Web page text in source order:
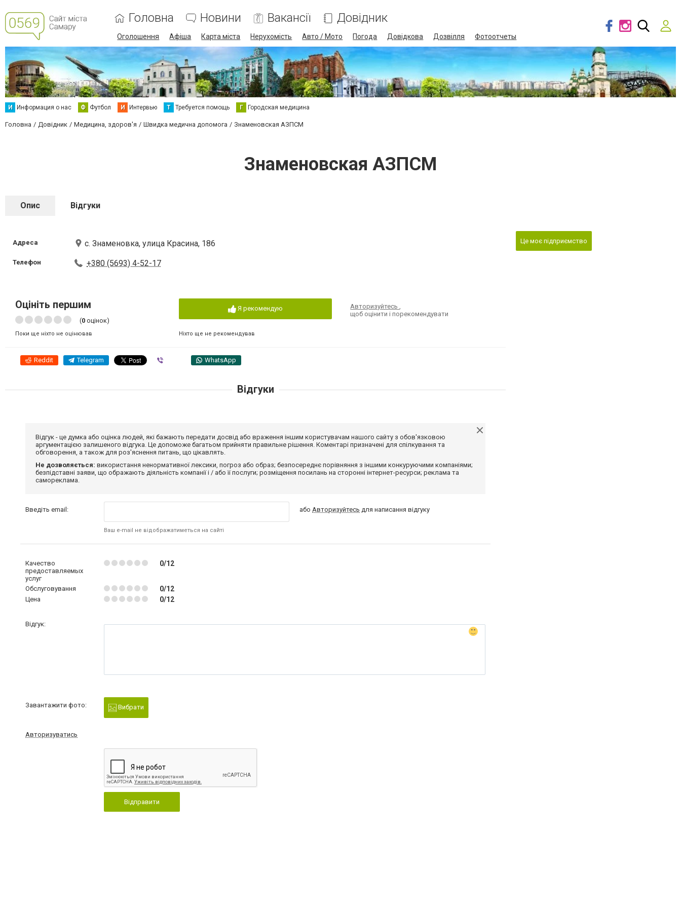
Головна Новини Вакансії Довідник
Оголошення Афіша Карта міста Нерухомість Авто / Мото Погода Довідкова Дозвілля Фотоотчеты
И Информация о нас Ф Футбол И Интервью Т Требуется помощь Г Городская медицина
Головна Довідник Медицина, здоров'я Швидка медична допомога Знаменовская АЗПСМ
Знаменовская АЗПСМ
Опис Відгуки
Адреса с. Знаменовка, улица Красина, 186
Телефон +380 (5693) 4-52-17
Оцініть першим
(0 оцінок)
Поки ще ніхто не оцінював
Я рекомендую
Ніхто ще не рекомендував
Авторизуйтесь,
щоб оцінити і порекомендувати
Reddit Telegram WhatsApp
Це моє підприємство
Відгуки
Відгук - це думка або оцінка людей, які бажають передати досвід або враження іншим користувачам нашого сайту з обов'язковою
аргументацією залишеного відгука. Це допоможе багатьом прийняти правильне рішення. Коментарі призначені для спілкування та
обговорення, а також для роз'яснення питань, що цікавлять.
Не дозволяється: використання ненормативної лексики, погроз або образ; безпосереднє порівняння з іншими конкуруючими компаніями;
безпідставні заяви, що ображають діяльність компанії і / або її послуги; розміщення посилань на сторонні інтернет-ресурси; реклама та
самореклама.
Введіть email:
Ваш e-mail не відображатиметься на сайті
абоАвторизуйтесь для написання відгуку
Качество
предоставляемых
услуг
0/12
Обслуговування 0/12
Цена 0/12
Відгук:
Завантажити фото: Вибрати
Авторизуватись
Відправити